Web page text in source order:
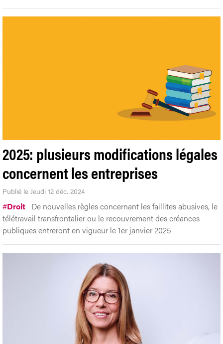
2025: plusieurs modifications légales
concernent les entreprises
Publié le Jeudi 12 déc. 2024
#Droit De nouvelles règles concernant les faillites abusives, le
télétravail transfrontalier ou le recouvrement des créances
publiques entreront en vigueur le 1er janvier 2025